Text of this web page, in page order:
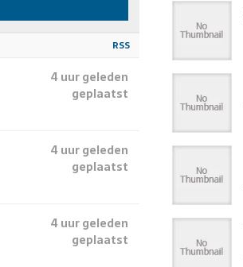
RSS
4 uur geleden
geplaatst
4 uur geleden
geplaatst
4 uur geleden
geplaatst